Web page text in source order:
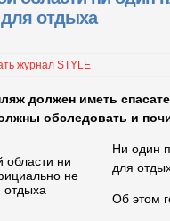
отдыха
журнал STYLE
должен иметь
обследовать и
Ни один
для
Об этом